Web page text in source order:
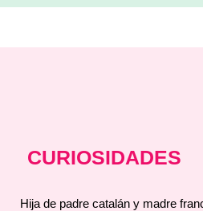
CURIOSIDADES
Hija de padre catalán y madre